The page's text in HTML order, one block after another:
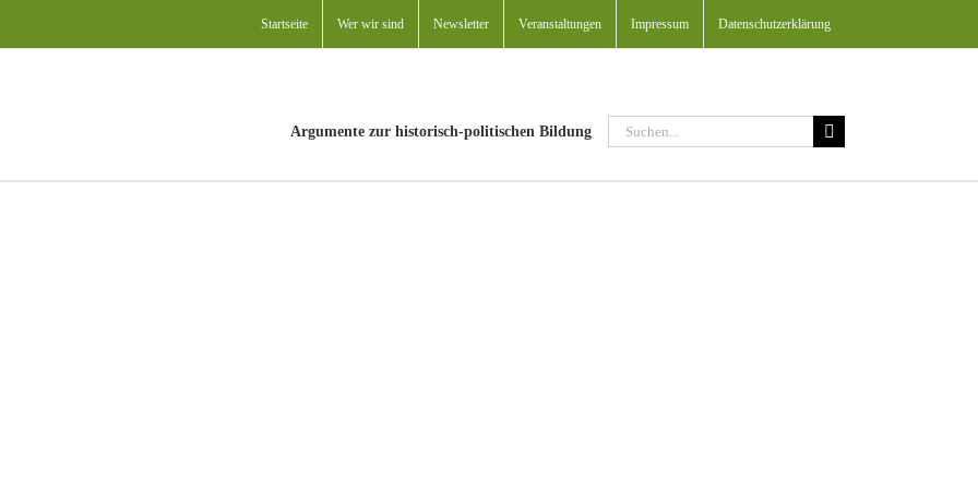
Startseite Wer wir sind Newsletter Veranstaltungen Impressum Datenschutzerklärung
Argumente zur historisch-politischen Bildung
Suche
nach: